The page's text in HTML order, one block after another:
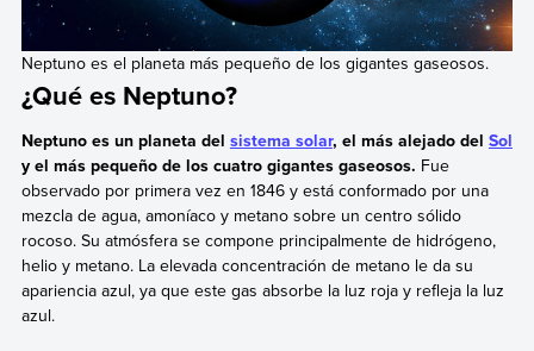
Neptuno es el planeta más pequeño de los gigantes gaseosos.
¿Qué es Neptuno?
Neptuno es un planeta del sistema solar, el más alejado del Sol
y el más pequeño de los cuatro gigantes gaseosos. Fue
observado por primera vez en 1846 y está conformado por una
mezcla de agua, amoníaco y metano sobre un centro sólido
rocoso. Su atmósfera se compone principalmente de hidrógeno,
helio y metano. La elevada concentración de metano le da su
apariencia azul, ya que este gas absorbe la luz roja y refleja la luz
azul.